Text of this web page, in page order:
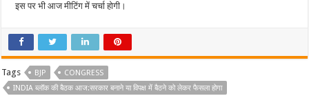
इस पर भी आज मीटिंग में चर्चा होगी।
Tags BJP
CONGRESS
INDIA ब्लॉक की बैठक आज:सरकार बनाने या विपक्ष में बैठने को लेकर फैसला होगा